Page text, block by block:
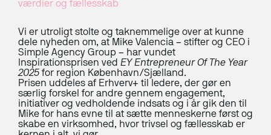
IT-sikkerhedstjek
Penetration-test
Under angreb
Disaster Recovery
ERP
Ny EU-lov fra 19. juni 2026: Krav om digital
fortrydelsesfunktion på webshops
værdier og fællesskab
Vi er utroligt stolte og taknemmelige over at kunne
dele nyheden om, at Mike Valencia – stifter og CEO i
Simple Agency Group – har vundet
Inspirationsprisen ved EY Entrepreneur Of The Year
2025 for region København/Sjælland.
Prisen uddeles af Erhverv+ til ledere, der gør en
særlig forskel for andre gennem engagement,
initiativer og vedholdende indsats og i år gik den til
Mike for hans evne til at sætte menneskerne først og
skabe en virksomhed, hvor trivsel og fællesskab er